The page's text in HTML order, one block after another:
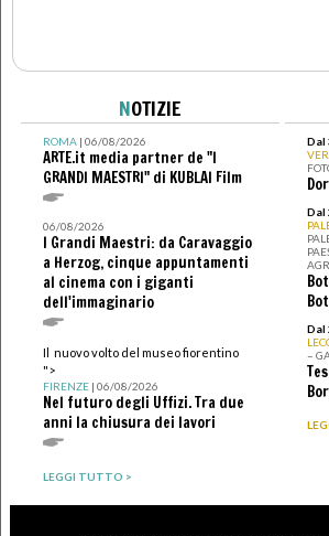
NOTIZIE
ROMA| 06/08/2026
ARTE.it media partner de "I
GRANDI MAESTRI" di KUBLAI Film
06/08/2026
I Grandi Maestri: da Caravaggio
a Herzog, cinque appuntamenti
al cinema con i giganti
dell'immaginario
Il nuovo volto del museo fiorentino
">
FIRENZE| 06/08/2026
Nel futuro degli Uffizi. Tra due
anni la chiusura dei lavori
LEGGI TUTTO >
Dal
Dal
Dal
–